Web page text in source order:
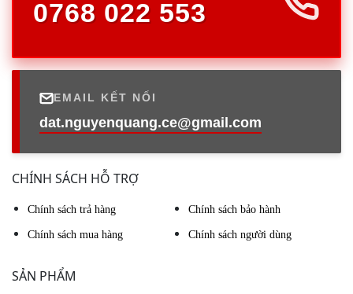
0768 022 553
EMAIL KẾT NỐI
dat.nguyenquang.ce@gmail.com
CHÍNH SÁCH HỖ TRỢ
Chính sách trả hàng Chính sách bảo hành
Chính sách mua hàng Chính sách người dùng
SẢN PHẨM